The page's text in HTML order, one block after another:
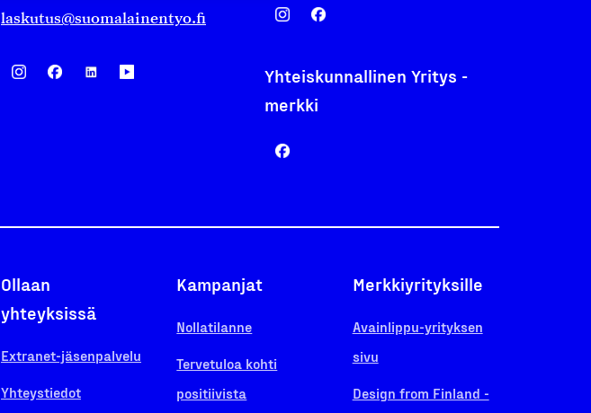
laskutus@suomalainentyo.fi
Yhteiskunnallinen Yritys -
merkki
Ollaan
yhteyksissä
Extranet-jäsenpalvelu
Yhteystiedot
Kampanjat
Nollatilanne
Tervetuloa kohti
positiivista
Merkkiyrityksille
Avainlippu-yrityksen
sivu
Design from Finland -